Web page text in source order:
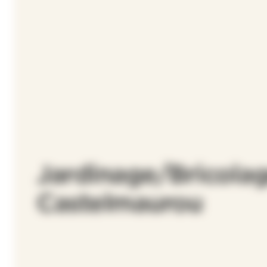
Jardinage/
Castelmaurou